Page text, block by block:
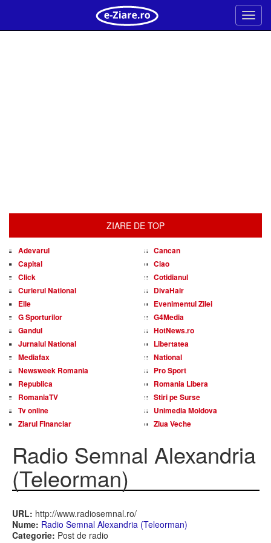
Meniu
ZIARE DE TOP
Adevarul
Cancan
Capital
Ciao
Click
Cotidianul
Curierul National
DivaHair
Elle
Evenimentul Zilei
G Sporturilor
G4Media
Gandul
HotNews.ro
Jurnalul National
Libertatea
Mediafax
National
Newsweek Romania
Pro Sport
Republica
Romania Libera
RomaniaTV
Stiri pe Surse
Tv online
Unimedia Moldova
Ziarul Financiar
Ziua Veche
Radio Semnal Alexandria
(Teleorman)
URL: http://www.radiosemnal.ro/
Nume: Radio Semnal Alexandria (Teleorman)
Categorie: Post de radio